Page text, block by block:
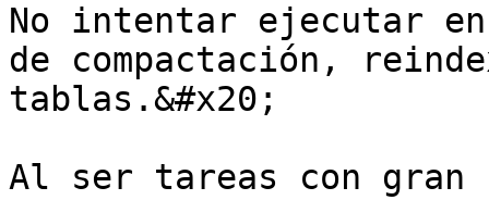
No intentar ejecutar
de compactación,
tablas.&#x20;
Al ser tareas con gran